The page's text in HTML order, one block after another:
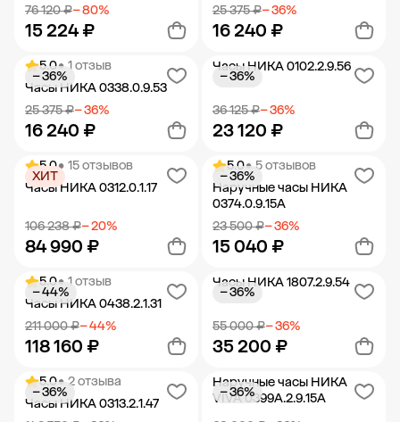
76 120 ₽− 80%
15 224 ₽
Добавить в корзину
25 375 ₽− 36%
16 240 ₽
Добавить в корзину
5.0• 1 отзыв
Часы НИКА 0338.0.9.53
25 375 ₽− 36%
16 240 ₽
− 36%
Добавить в корзину
Часы НИКА 0102.2.9.56
36 125 ₽− 36%
23 120 ₽
− 36%
Добавить в корзину
5.0• 15 отзывов
Часы НИКА 0312.0.1.17
106 238 ₽− 20%
84 990 ₽
ХИТ
Добавить в корзину
5.0• 5 отзывов
Наручные часы НИКА
0374.0.9.15A
23 500 ₽− 36%
15 040 ₽
− 36%
Добавить в корзину
5.0• 1 отзыв
Часы НИКА 0438.2.1.31
211 000 ₽− 44%
118 160 ₽
− 44%
Добавить в корзину
Часы НИКА 1807.2.9.54
55 000 ₽− 36%
35 200 ₽
− 36%
Добавить в корзину
5.0• 2 отзыва
Часы НИКА 0313.2.1.47
− 36%
Наручные часы НИКА
VIVA 0399A.2.9.15A
− 36%